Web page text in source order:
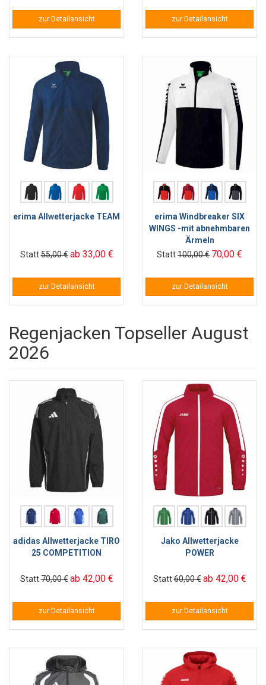
zur Detailansicht zur Detailansicht
erima Allwetterjacke TEAM
Statt55,00 € ab 33,00 €
zur Detailansicht
erima Windbreaker SIX
WINGS -mit abnehmbaren
Ärmeln
Statt100,00 € 70,00 €
zur Detailansicht
Regenjacken Topseller August
2026
adidas Allwetterjacke TIRO
25 COMPETITION
Statt70,00 € ab 42,00 €
zur Detailansicht
Jako Allwetterjacke
POWER
Statt60,00 € ab 42,00 €
zur Detailansicht